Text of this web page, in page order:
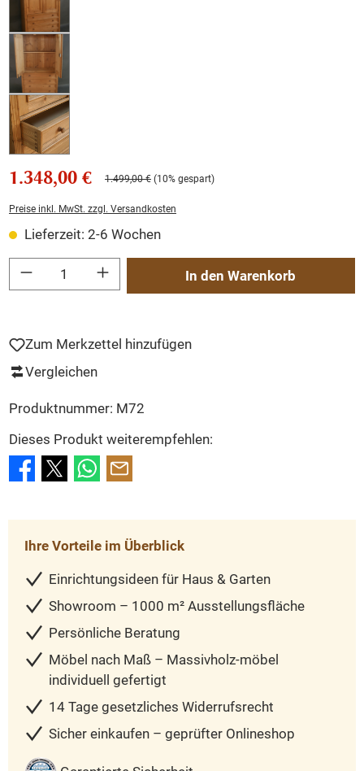
1.348,00 € 1.499,00 € (10% gespart)
Preise inkl. MwSt. zzgl. Versandkosten
Lieferzeit: 2-6 Wochen
Produkt Anzahl: Gib den gewünschten Wert ein oder benutze die Schaltflächen
In den Warenkorb
Zum Merkzettel hinzufügen
Vergleichen
Produktnummer: M72
Dieses Produkt weiterempfehlen:
Ihre Vorteile im Überblick
Einrichtungsideen für Haus & Garten
Showroom – 1000 m² Ausstellungsfläche
Persönliche Beratung
Möbel nach Maß – Massivholz-möbel
individuell gefertigt
14 Tage gesetzliches Widerrufsrecht
Sicher einkaufen – geprüfter Onlineshop